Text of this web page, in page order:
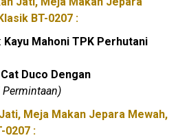
BT-0207 :
Kayu Mahoni TPK Perhutani
Cat Duco Dengan
Permintaan)
Meja Makan Jepara Mewah,
0207 :